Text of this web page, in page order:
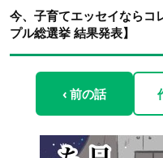
今、子育てエッセイならコ
プル総選挙 結果発表】
‹ 前の話